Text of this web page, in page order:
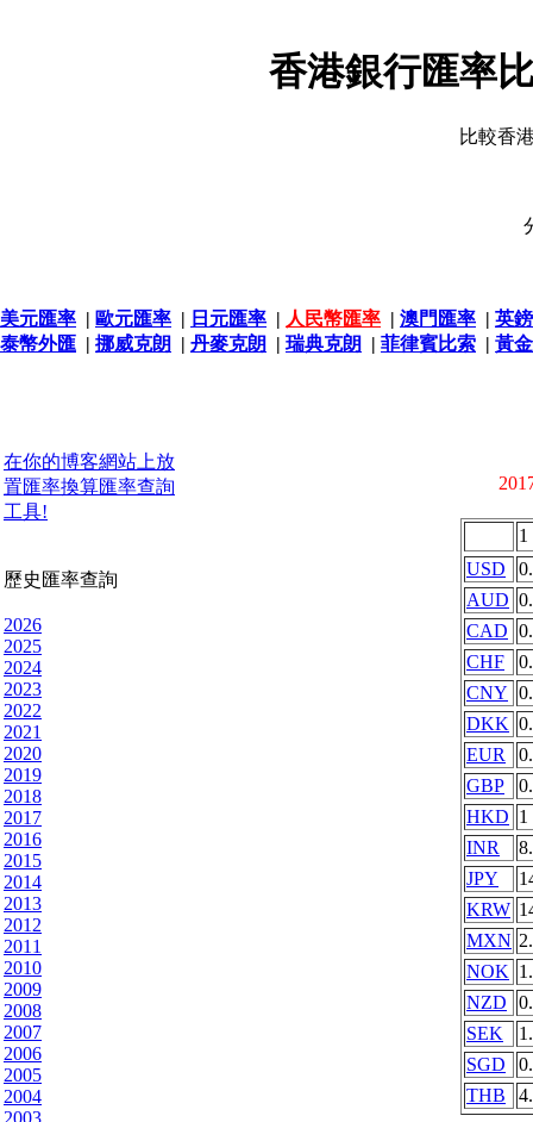
香港銀行匯率
比較香
美元匯率 | 歐元匯率 | 日元匯率 | 人民幣匯率 | 澳門匯率 | 英
泰幣外匯 | 挪威克朗 | 丹麥克朗 | 瑞典克朗 | 菲律賓比索 | 黃
在你的博客網站上放
置匯率換算匯率查詢
工具!
歷史匯率查詢
2026
2025
2024
2023
2022
2021
2020
2019
2018
2017
2016
2015
2014
2013
2012
2011
2010
2009
2008
2007
2006
2005
2004
1
USD
AUD
CAD
CHF
CNY
DKK
EUR
GBP
HKD 1
INR
JPY
KRW
MXN
NOK
NZD
SEK
SGD
THB